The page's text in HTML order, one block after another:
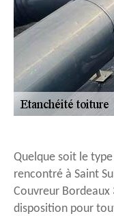
Quelque soit le
rencontré à Saint
Couvreur
disposition pour